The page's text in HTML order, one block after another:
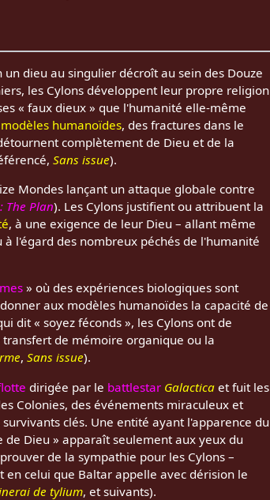
dieu au singulier décroît au sein des Douze
les Cylons développent leur propre religion
« faux dieux » que l'humanité elle-même
modèles humanoïdes, des fractures dans le
complètement de Dieu et de la
Sans issue).
Mondes lançant un attaque globale contre
The Plan). Les Cylons justifient ou attribuent la
, à une exigence de leur Dieu – allant même
l'égard des nombreux péchés de l'humanité
» où des expériences biologiques sont
aux modèles humanoïdes la capacité de
dit « soyez féconds », les Cylons ont de
de mémoire organique ou la
,Sans issue).
dirigée par le battlestar Galactica et fuit les
Colonies, des événements miraculeux et
clés. Une entité ayant l'apparence du
Dieu » apparaît seulement aux yeux du
de la sympathie pour les Cylons –
celui que Baltar appelle avec dérision le
de tylium, et suivants).